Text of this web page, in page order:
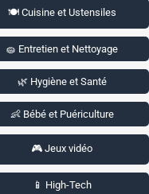
🍽️ Cuisine et Ustensiles
🧽 Entretien et Nettoyage
🌿 Hygiène et Santé
👶 Bébé et Puériculture
🎮 Jeux vidéo
📱 High-Tech